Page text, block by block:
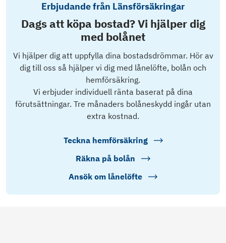
Erbjudande från Länsförsäkringar
Dags att köpa bostad? Vi hjälper dig
med bolånet
Vi hjälper dig att uppfylla dina bostadsdrömmar. Hör av
dig till oss så hjälper vi dig med lånelöfte, bolån och
hemförsäkring.
Vi erbjuder individuell ränta baserat på dina
förutsättningar. Tre månaders bolåneskydd ingår utan
extra kostnad.
Teckna hemförsäkring
Räkna på bolån
Ansök om lånelöfte